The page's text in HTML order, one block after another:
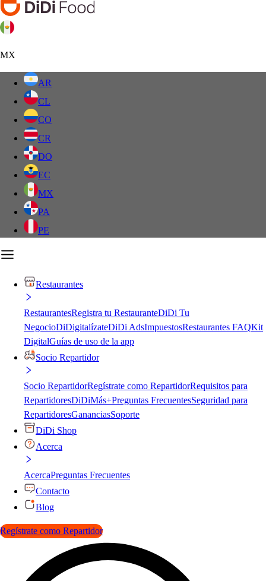
MX
AR
CL
CO
CR
DO
EC
MX
PA
PE
Restaurantes
RestaurantesRegistra tu RestauranteDiDi Tu
NegocioDiDigitalízateDiDi AdsImpuestosRestaurantes FAQKit
DigitalGuías de uso de la app
Socio Repartidor
Socio RepartidorRegístrate como RepartidorRequisitos para
RepartidoresDiDiMás+Preguntas FrecuentesSeguridad para
RepartidoresGananciasSoporte
DiDi Shop
Acerca
AcercaPreguntas Frecuentes
Contacto
Blog
Regístrate como Repartidor